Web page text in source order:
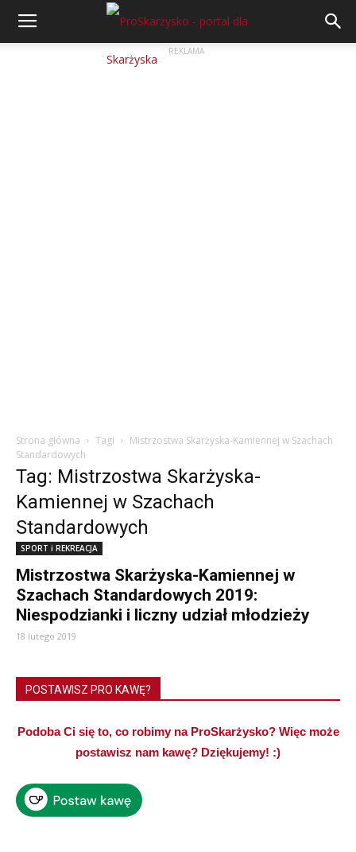
REKLAMA
Strona główna Tagi
Mistrzostwa Skarżyska-Kamiennej w Szachach
Standardowych
Tag: Mistrzostwa Skarżyska-
Kamiennej w Szachach
Standardowych
SPORT i REKREACJA
Mistrzostwa Skarżyska-Kamiennej w
Szachach Standardowych 2019:
Niespodzianki i liczny udział młodzieży
18 lutego 2019
POSTAWISZ PRO KAWĘ?
Podoba Ci się to, co robimy na ProSkarżysko? Więc może
postawisz nam kawę? Dziękujemy! :)